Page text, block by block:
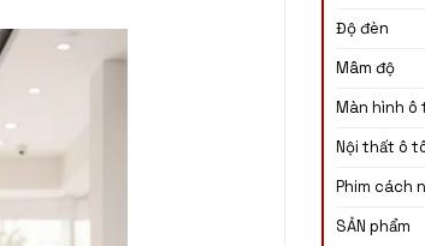
Độ đèn
Mâm độ
Màn hình ô
Nội thất ô
Phim cách
SẢN phẩm